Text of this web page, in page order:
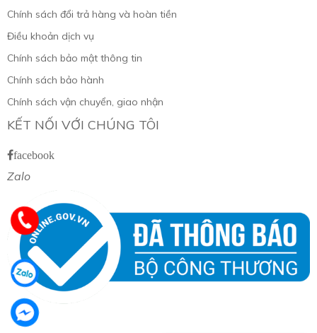
Chính sách đổi trả hàng và hoàn tiền
Điều khoản dịch vụ
Chính sách bảo mật thông tin
Chính sách bảo hành
Chính sách vận chuyển, giao nhận
KẾT NỐI VỚI CHÚNG TÔI
facebook
Zalo